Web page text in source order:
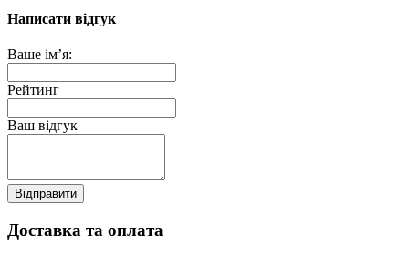
Написати відгук
Ваше ім’я:
Рейтинг
Ваш відгук
Відправити
Доставка та оплата